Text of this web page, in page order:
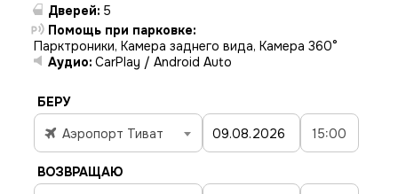
Дверей: 5
Помощь при парковке:
Парктроники, Камера заднего вида, Камера 360°
Аудио: CarPlay / Android Auto
БЕРУ
Аэропорт Тиват
15:00
ВОЗВРАЩАЮ